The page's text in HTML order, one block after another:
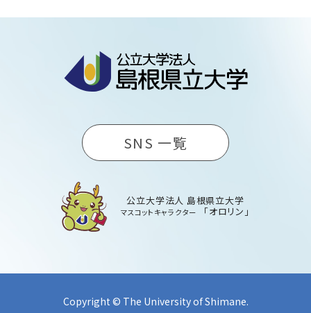
SNS 一覧
公立大学法人 島根県立大学
マスコットキャラクター 「オロリン」
Copyright © The University of Shimane.